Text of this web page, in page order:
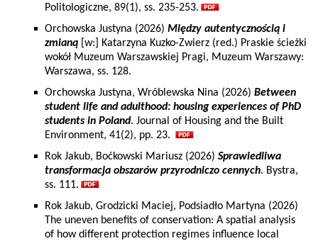
Politologiczne, 89(1), ss. 235-253.
Orchowska Justyna (2026) Między autentycznością i
zmianą [w:] Katarzyna Kuzko-Zwierz (red.) Praskie ścieżki
wokół Muzeum Warszawskiej Pragi, Muzeum Warszawy:
Warszawa, ss. 128.
Orchowska Justyna, Wróblewska Nina (2026) Between
student life and adulthood: housing experiences of PhD
students in Poland. Journal of Housing and the Built
Environment, 41(2), pp. 23.
Rok Jakub, Boćkowski Mariusz (2026) Sprawiedliwa
transformacja obszarów przyrodniczo cennych. Bystra,
ss. 111.
Rok Jakub, Grodzicki Maciej, Podsiadło Martyna (2026)
The uneven benefits of conservation: A spatial analysis
of how different protection regimes influence local